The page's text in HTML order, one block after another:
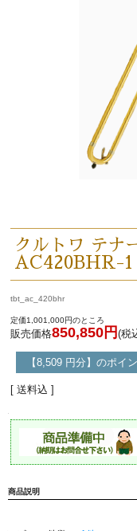
クルトワ テナ
AC420BHR-1
tbt_ac_420bhr
定価1,001,000円のところ
販売価格850,850円 (税
【8,509 円分】のポイ
[ 送料込 ]
商品説明